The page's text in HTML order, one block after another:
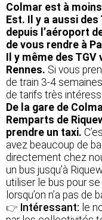
Colmar est à
Est. Il y a aussi
depuis l’aéroport
de vous rendre à
Il y même des TGV
Rennes. Si vous
de train 3-4
de tarifs très
De la gare de
Remparts de
prendre un taxi.
avez beaucoup de
directement chez
un bus jusqu’à
utiliser le bus pour
lorsqu’on n’a pas de
👉 Intéressant: le